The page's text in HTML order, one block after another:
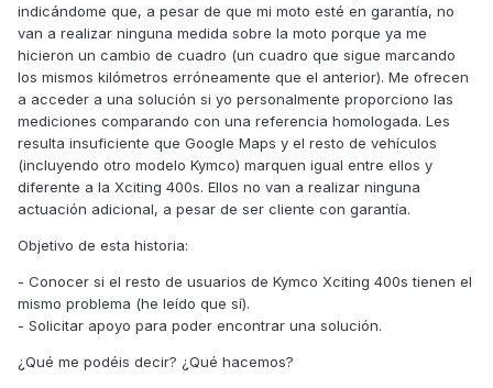
indicándome que, a pesar de que mi moto esté en garantía, no
van a realizar ninguna medida sobre la moto porque ya me
hicieron un cambio de cuadro (un cuadro que sigue marcando
los mismos kilómetros erróneamente que el anterior). Me ofrecen
a acceder a una solución si yo personalmente proporciono las
mediciones comparando con una referencia homologada. Les
resulta insuficiente que Google Maps y el resto de vehículos
(incluyendo otro modelo Kymco) marquen igual entre ellos y
diferente a la Xciting 400s. Ellos no van a realizar ninguna
actuación adicional, a pesar de ser cliente con garantía.
Objetivo de esta historia:
- Conocer si el resto de usuarios de Kymco Xciting 400s tienen el
mismo problema (he leído que sí).
- Solicitar apoyo para poder encontrar una solución.
¿Qué me podéis decir? ¿Qué hacemos?